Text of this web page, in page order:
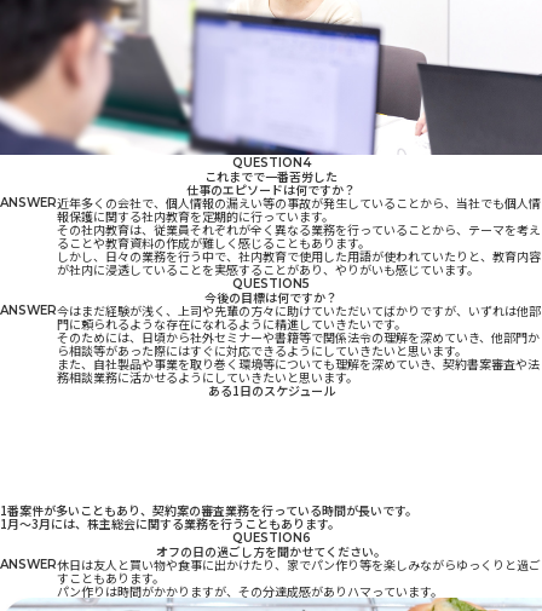
QUESTION4
これまでで一番苦労した
仕事のエピソードは何ですか？
ANSWER近年多くの会社で、個人情報の漏えい等の事故が発生していることから、当社でも個人情
報保護に関する社内教育を定期的に行っています。
その社内教育は、従業員それぞれが全く異なる業務を行っていることから、テーマを考え
ることや教育資料の作成が難しく感じることもあります。
しかし、日々の業務を行う中で、社内教育で使用した用語が使われていたりと、教育内容
が社内に浸透していることを実感することがあり、やりがいも感じています。
QUESTION5
今後の目標は何ですか？
ANSWER今はまだ経験が浅く、上司や先輩の方々に助けていただいてばかりですが、いずれは他部
門に頼られるような存在になれるように精進していきたいです。
そのためには、日頃から社外セミナーや書籍等で関係法令の理解を深めていき、他部門か
ら相談等があった際にはすぐに対応できるようにしていきたいと思います。
また、自社製品や事業を取り巻く環境等についても理解を深めていき、契約書案審査や法
務相談業務に活かせるようにしていきたいと思います。
ある1日のスケジュール
1番案件が多いこともあり、契約案の審査業務を行っている時間が長いです。
1月～3月には、株主総会に関する業務を行うこともあります。
QUESTION6
オフの日の過ごし方を聞かせてください。
ANSWER休日は友人と買い物や食事に出かけたり、家でパン作り等を楽しみながらゆっくりと過ご
すこともあります。
パン作りは時間がかかりますが、その分達成感がありハマっています。